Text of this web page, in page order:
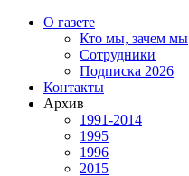
О газете
Кто мы, зачем мы
Сотрудники
Подписка 2026
Контакты
Архив
1991-2014
1995
1996
2015